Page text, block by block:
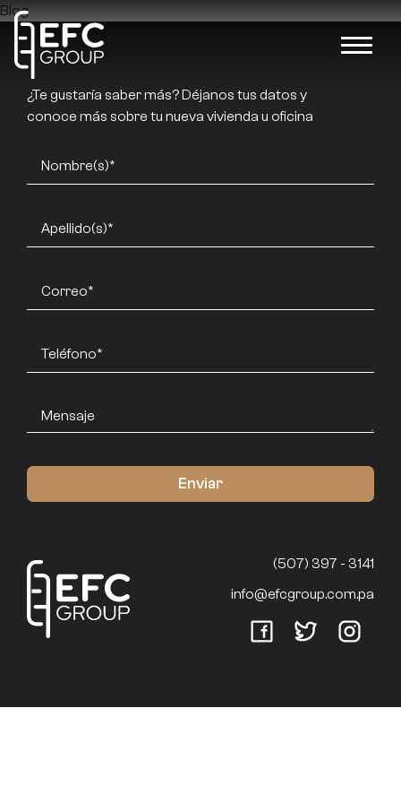
Blog
(507) 397 - 3141
info@efcgroup.com.pa
¿Te gustaría saber más? Déjanos tus datos y
conoce más sobre tu nueva vivienda u oficina